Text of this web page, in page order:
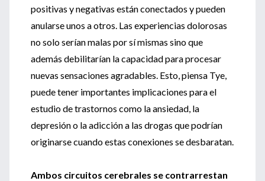
positivas y negativas están conectados y pueden
anularse unos a otros. Las experiencias dolorosas
no solo serían malas por sí mismas sino que
además debilitarían la capacidad para procesar
nuevas sensaciones agradables. Esto, piensa Tye,
puede tener importantes implicaciones para el
estudio de trastornos como la ansiedad, la
depresión o la adicción a las drogas que podrían
originarse cuando estas conexiones se desbaratan.
Ambos circuitos cerebrales se contrarrestan